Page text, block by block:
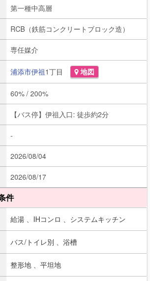
第一種中高層
RCB（鉄筋コンクリートブロック造）
専任媒介
浦添市伊祖1丁目 地図
60% / 200%
【バス停】伊祖入口: 徒歩約2分
-
2026/08/04
2026/08/17
件
給湯 、 IHコンロ 、 システムキッチン
バス/トイレ別 、 浴槽
整形地 、 平坦地